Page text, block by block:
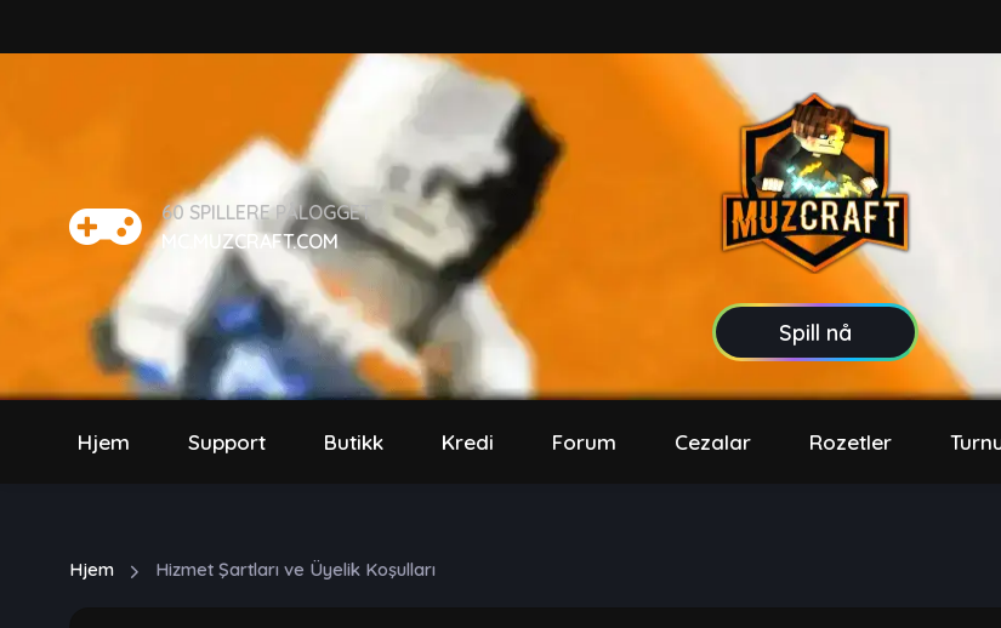
60 SPILLERE PÅLOGGET
MC.MUZCRAFT.COM
Spill nå
Hjem Support Butikk Kredi Forum Cezalar Rozetler
Hjem Hizmet Şartları ve Üyelik Koşulları